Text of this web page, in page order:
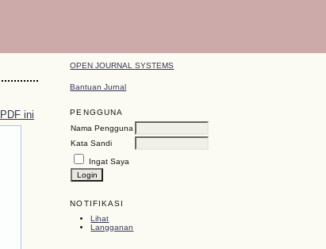
OPEN JOURNAL SYSTEMS
Bantuan Jurnal
PENGGUNA
Nama Pengguna
Kata Sandi
Ingat Saya
NOTIFIKASI
Lihat
Langganan
ini